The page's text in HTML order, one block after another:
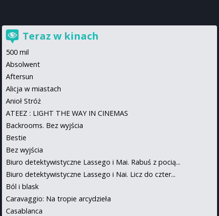
Teraz w kinach
500 mil
Absolwent
Aftersun
Alicja w miastach
Anioł Stróż
ATEEZ : LIGHT THE WAY IN CINEMAS
Backrooms. Bez wyjścia
Bestie
Bez wyjścia
Biuro detektywistyczne Lassego i Mai. Rabuś z pocią...
Biuro detektywistyczne Lassego i Nai. Licz do czter...
Ból i blask
Caravaggio: Na tropie arcydzieła
Casablanca